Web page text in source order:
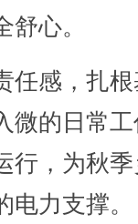
舒心。
感，扎根
微的日常
行，为秋
力支撑。